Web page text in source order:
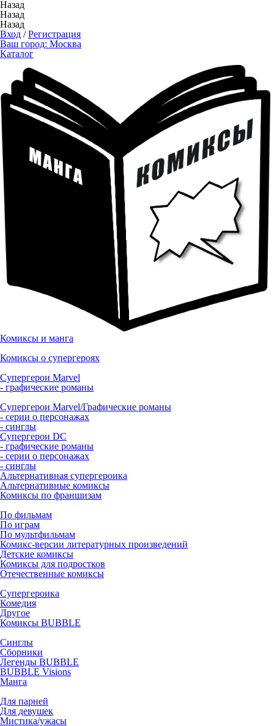
Назад
Назад
Назад
Вход /Регистрация
Ваш город: Москва
Каталог
Комиксы и манга
Комиксы о супергероях
Супергерои Marvel
- графические романы
Супергерои Marvel/Графические романы
- серии о персонажах
- синглы
Супергерои DC
- графические романы
- серии о персонажах
- синглы
Альтернативная супергероика
Альтернативные комиксы
Комиксы по франшизам
По фильмам
По играм
По мультфильмам
Комикс-версии литературных произведений
Детские комиксы
Комиксы для подростков
Отечественные комиксы
Супергероика
Комедия
Другое
Комиксы BUBBLE
Синглы
Сборники
Легенды BUBBLE
BUBBLE Visions
Манга
Для парней
Для девушек
Мистика/ужасы